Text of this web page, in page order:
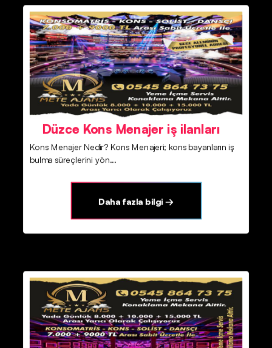
Düzce Kons Menajer iş ilanları
Kons Menajer Nedir? Kons Menajeri; kons bayanların iş
bulma süreçlerini yön...
Daha fazla bilgi →